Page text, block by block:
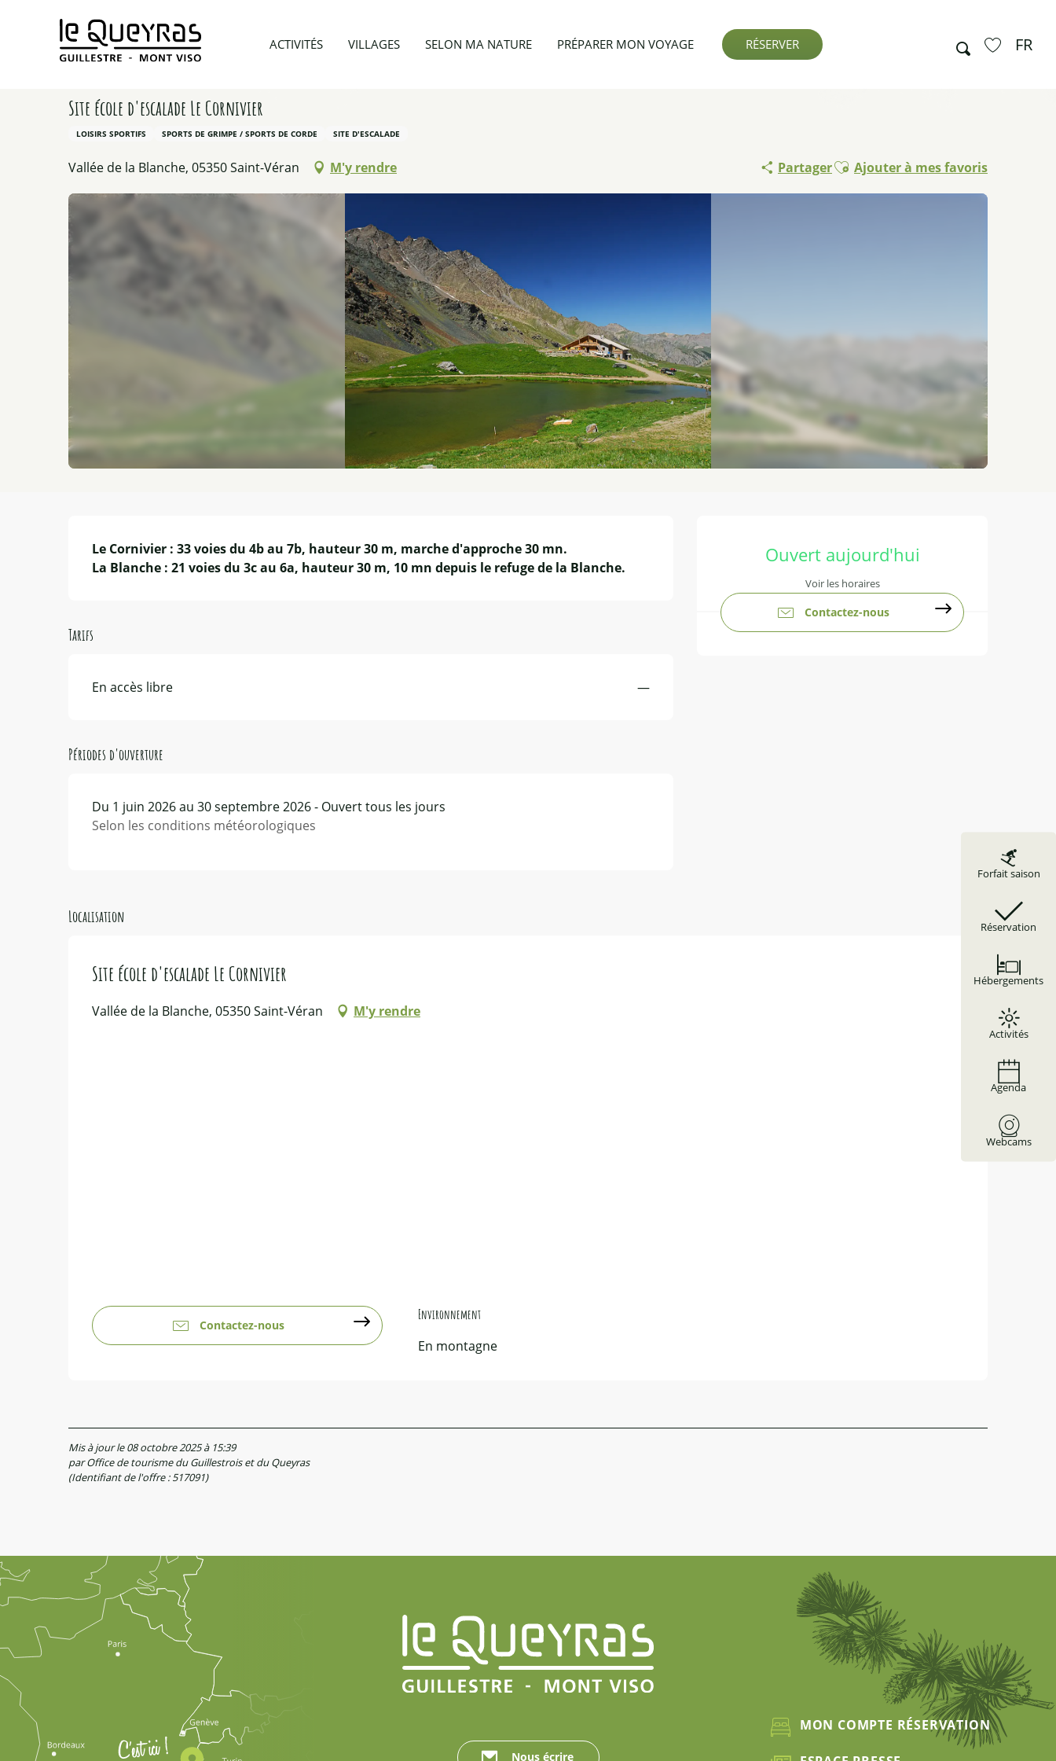
Recherche FR
ACTIVITÉS VILLAGES SELON MA NATURE PRÉPARER MON VOYAGE RÉSERVER
Forfait saison
Réservation
Hébergements
Activités
Agenda
Webcams
Accueil A voir et A faire Toutes nos activités été & hiver
Site école d'escalade Le Cornivier
LOISIRS SPORTIFS SPORTS DE GRIMPE / SPORTS DE CORDE SITE D'ESCALADE
Vallée de la Blanche, 05350 Saint-Véran M'y rendre PartagerAjouter aux favoris
Ajouter à mes favoris
Ouvert aujourd'hui
Voir les horaires
Contactez-nous
Le Cornivier : 33 voies du 4b au 7b, hauteur 30 m, marche d'approche 30 mn.
La Blanche : 21 voies du 3c au 6a, hauteur 30 m, 10 mn depuis le refuge de la Blanche.
Tarifs
En accès libre —
Périodes d'ouverture
Du 1 juin 2026 au 30 septembre 2026 - Ouvert tous les jours
Selon les conditions météorologiques
Localisation
Site école d'escalade Le Cornivier
Vallée de la Blanche, 05350 Saint-Véran M'y rendre
Contactez-nous
Environnement
Environnement
En montagne
Mis à jour le 08 octobre 2025 à 15:39
par Office de tourisme du Guillestrois et du Queyras
(Identifiant de l'offre :517091)
Nous écrire
MON COMPTE RÉSERVATION